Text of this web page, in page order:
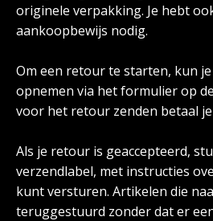
originele verpakking. Je hebt
aankoopbewijs nodig.
Om een retour te starten, kun
opnemen via het formulier op
voor het retour zenden betaal
Als je retour is geaccepteerd,
verzendlabel, met instructies
kunt versturen. Artikelen die
teruggestuurd zonder dat er